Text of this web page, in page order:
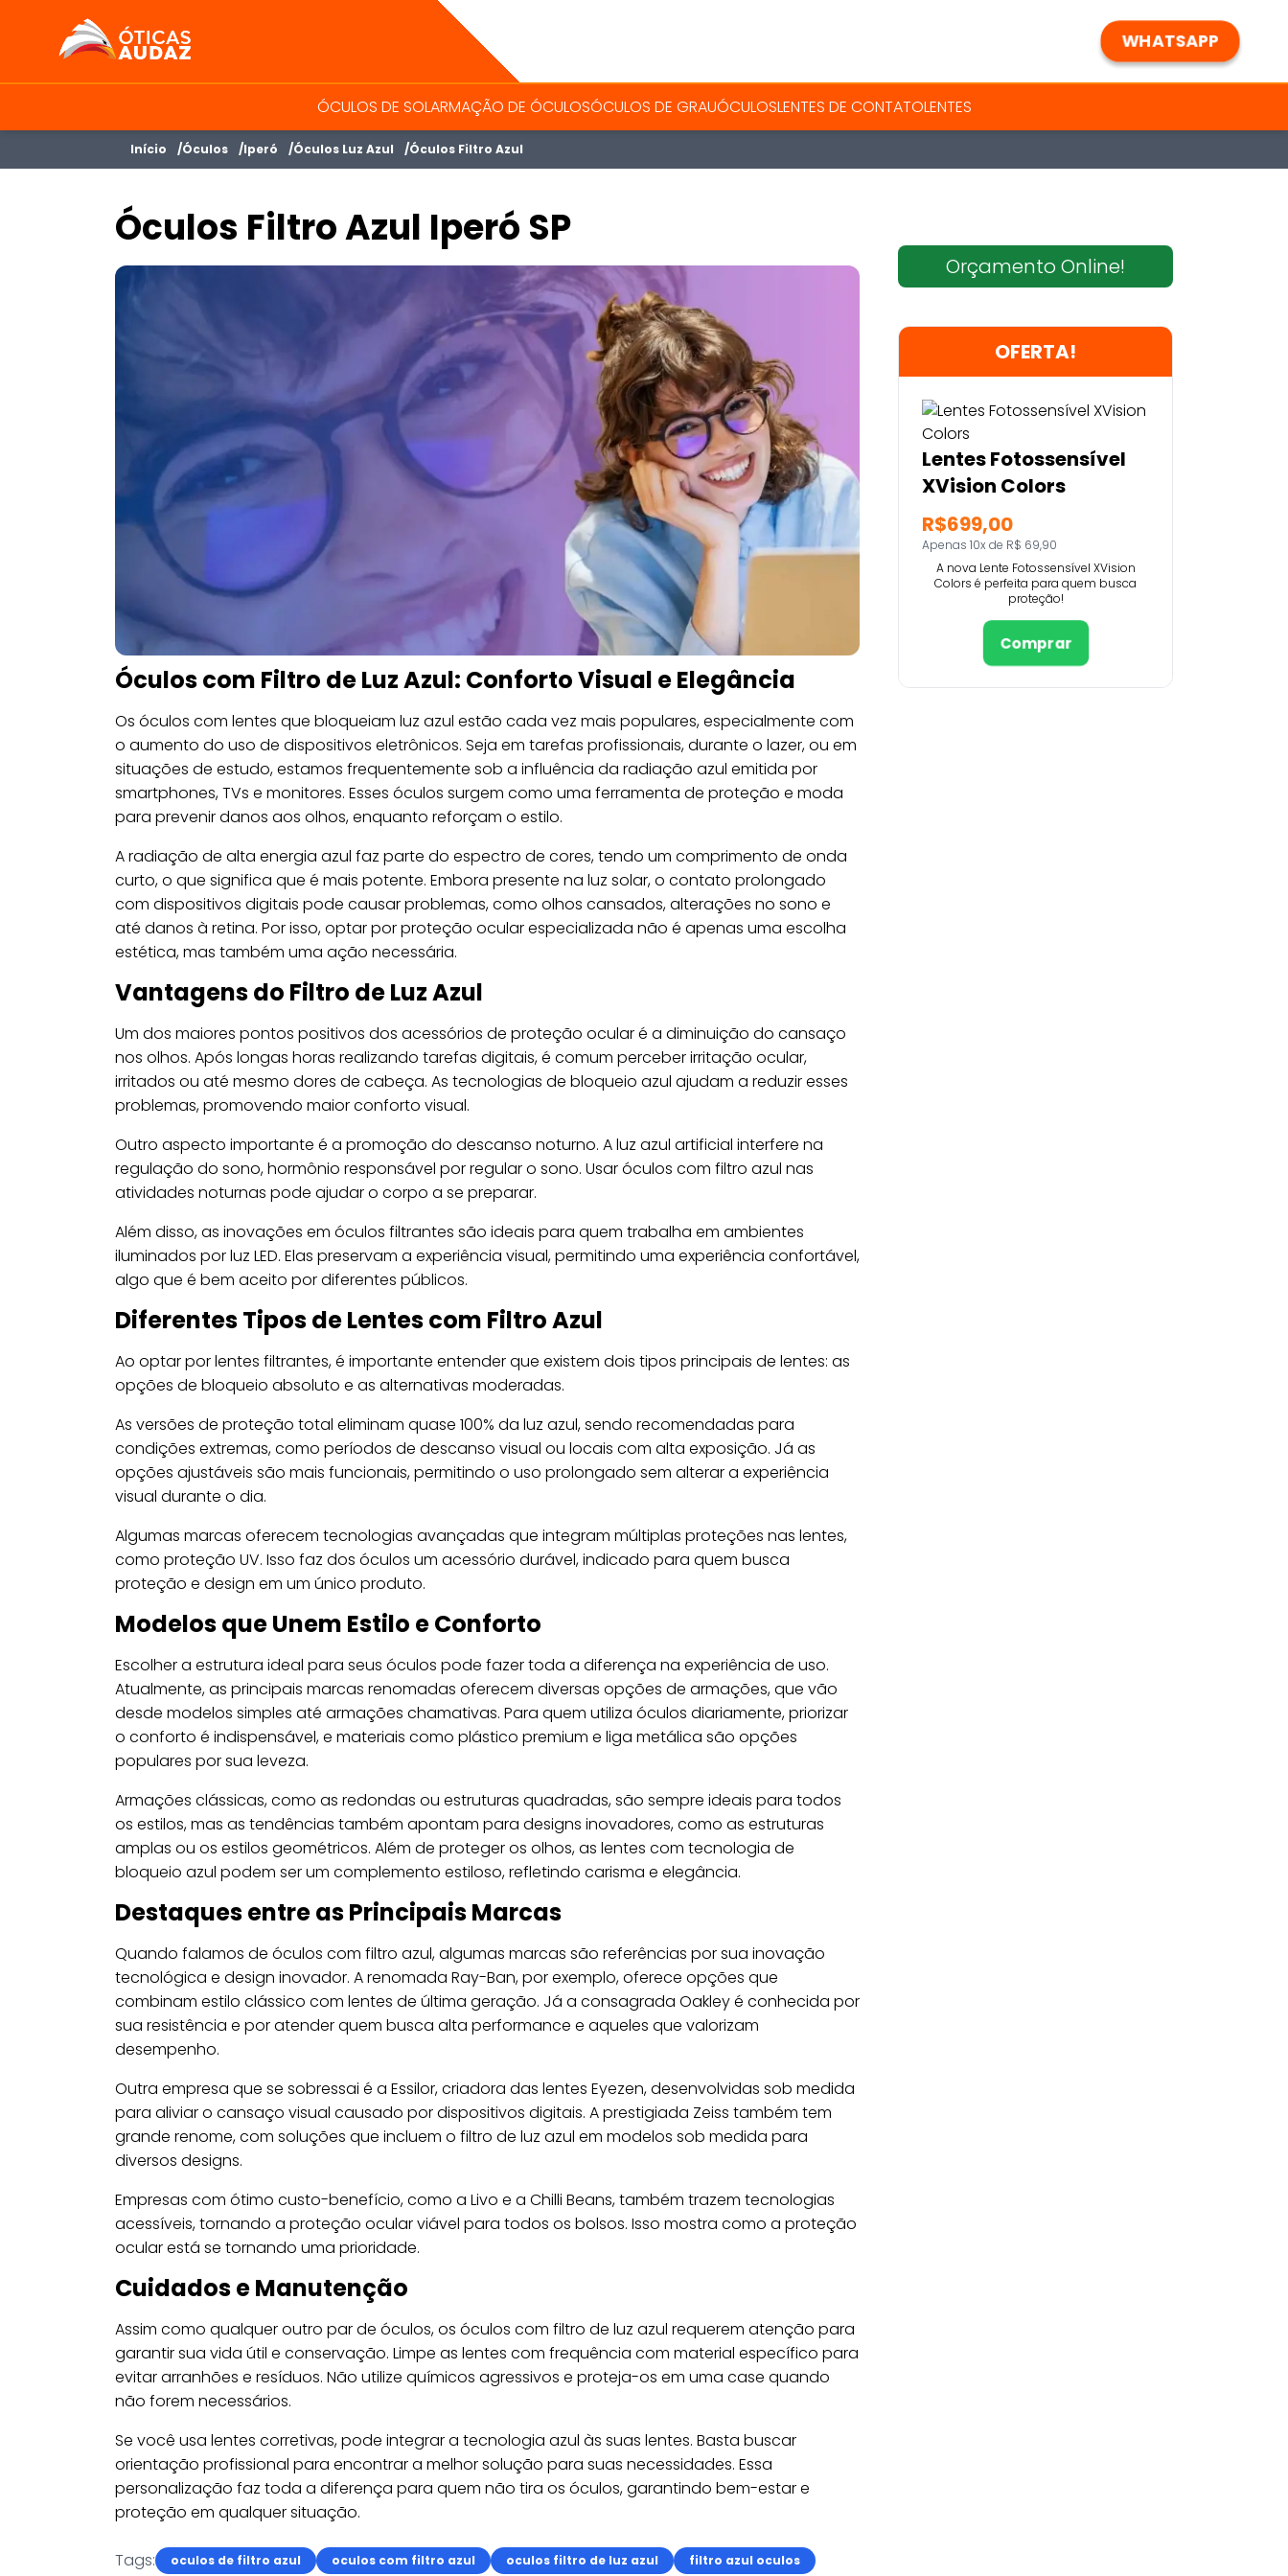
ÓTICAS AUDAZ
WHATSAPP
ÓCULOS DE SOLARMAÇÃO DE ÓCULOSÓCULOS DE GRAUÓCULOSLENTES DE CONTATOLENTES
Início Óculos Iperó Óculos Luz Azul Óculos Filtro Azul
Óculos Filtro Azul Iperó SP
Óculos com Filtro de Luz Azul: Conforto Visual e Elegância
Os óculos com lentes que bloqueiam luz azul estão cada vez mais populares, especialmente com
o aumento do uso de dispositivos eletrônicos. Seja em tarefas profissionais, durante o lazer, ou em
situações de estudo, estamos frequentemente sob a influência da radiação azul emitida por
smartphones, TVs e monitores. Esses óculos surgem como uma ferramenta de proteção e moda
para prevenir danos aos olhos, enquanto reforçam o estilo.
A radiação de alta energia azul faz parte do espectro de cores, tendo um comprimento de onda
curto, o que significa que é mais potente. Embora presente na luz solar, o contato prolongado
com dispositivos digitais pode causar problemas, como olhos cansados, alterações no sono e
até danos à retina. Por isso, optar por proteção ocular especializada não é apenas uma escolha
estética, mas também uma ação necessária.
Vantagens do Filtro de Luz Azul
Um dos maiores pontos positivos dos acessórios de proteção ocular é a diminuição do cansaço
nos olhos. Após longas horas realizando tarefas digitais, é comum perceber irritação ocular,
irritados ou até mesmo dores de cabeça. As tecnologias de bloqueio azul ajudam a reduzir esses
problemas, promovendo maior conforto visual.
Outro aspecto importante é a promoção do descanso noturno. A luz azul artificial interfere na
regulação do sono, hormônio responsável por regular o sono. Usar óculos com filtro azul nas
atividades noturnas pode ajudar o corpo a se preparar.
Além disso, as inovações em óculos filtrantes são ideais para quem trabalha em ambientes
iluminados por luz LED. Elas preservam a experiência visual, permitindo uma experiência confortável,
algo que é bem aceito por diferentes públicos.
Diferentes Tipos de Lentes com Filtro Azul
Ao optar por lentes filtrantes, é importante entender que existem dois tipos principais de lentes: as
opções de bloqueio absoluto e as alternativas moderadas.
As versões de proteção total eliminam quase 100% da luz azul, sendo recomendadas para
condições extremas, como períodos de descanso visual ou locais com alta exposição. Já as
opções ajustáveis são mais funcionais, permitindo o uso prolongado sem alterar a experiência
visual durante o dia.
Algumas marcas oferecem tecnologias avançadas que integram múltiplas proteções nas lentes,
como proteção UV. Isso faz dos óculos um acessório durável, indicado para quem busca
proteção e design em um único produto.
Modelos que Unem Estilo e Conforto
Escolher a estrutura ideal para seus óculos pode fazer toda a diferença na experiência de uso.
Atualmente, as principais marcas renomadas oferecem diversas opções de armações, que vão
desde modelos simples até armações chamativas. Para quem utiliza óculos diariamente, priorizar
o conforto é indispensável, e materiais como plástico premium e liga metálica são opções
populares por sua leveza.
Armações clássicas, como as redondas ou estruturas quadradas, são sempre ideais para todos
os estilos, mas as tendências também apontam para designs inovadores, como as estruturas
amplas ou os estilos geométricos. Além de proteger os olhos, as lentes com tecnologia de
bloqueio azul podem ser um complemento estiloso, refletindo carisma e elegância.
Destaques entre as Principais Marcas
Quando falamos de óculos com filtro azul, algumas marcas são referências por sua inovação
tecnológica e design inovador. A renomada Ray-Ban, por exemplo, oferece opções que
combinam estilo clássico com lentes de última geração. Já a consagrada Oakley é conhecida por
sua resistência e por atender quem busca alta performance e aqueles que valorizam
desempenho.
Outra empresa que se sobressai é a Essilor, criadora das lentes Eyezen, desenvolvidas sob medida
para aliviar o cansaço visual causado por dispositivos digitais. A prestigiada Zeiss também tem
grande renome, com soluções que incluem o filtro de luz azul em modelos sob medida para
diversos designs.
Empresas com ótimo custo-benefício, como a Livo e a Chilli Beans, também trazem tecnologias
acessíveis, tornando a proteção ocular viável para todos os bolsos. Isso mostra como a proteção
ocular está se tornando uma prioridade.
Cuidados e Manutenção
Assim como qualquer outro par de óculos, os óculos com filtro de luz azul requerem atenção para
garantir sua vida útil e conservação. Limpe as lentes com frequência com material específico para
evitar arranhões e resíduos. Não utilize químicos agressivos e proteja-os em uma case quando
não forem necessários.
Se você usa lentes corretivas, pode integrar a tecnologia azul às suas lentes. Basta buscar
orientação profissional para encontrar a melhor solução para suas necessidades. Essa
personalização faz toda a diferença para quem não tira os óculos, garantindo bem-estar e
proteção em qualquer situação.
Tags: oculos de filtro azul oculos com filtro azul oculos filtro de luz azul filtro azul oculos
Orçamento Online!
OFERTA!
Lentes Fotossensível
XVision Colors
R$699,00
Apenas 10x de R$ 69,90
A nova Lente Fotossensível XVision
Colors é perfeita para quem busca
proteção!
Comprar